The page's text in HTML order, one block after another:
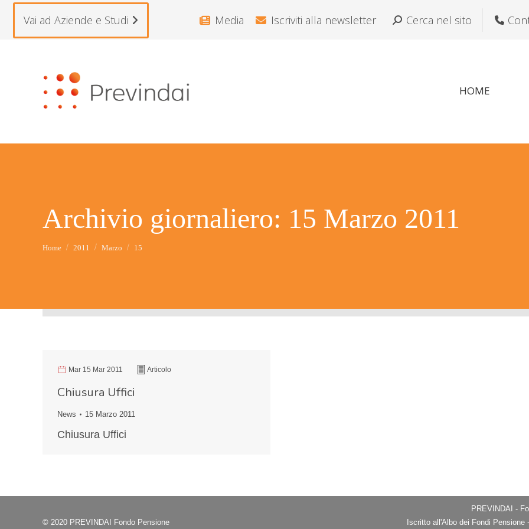
Vai ad Aziende e Studi Media Iscriviti alla newsletter Cerca:Cerca nel sito
HOME
Archivio giornaliero: 15 Marzo 2011
Tu sei qui:
Home 2011 Marzo 15
Mar 15 Mar 2011 Articolo
Chiusura Uffici
News 15 Marzo 2011
Chiusura Uffici
© 2020 PREVINDAI Fondo Pensione
PREVINDAI -
Iscritto all'Albo dei Fondi